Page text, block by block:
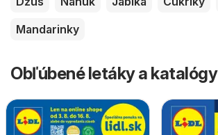
Mandarinky
Obľúbené letáky a katalógy